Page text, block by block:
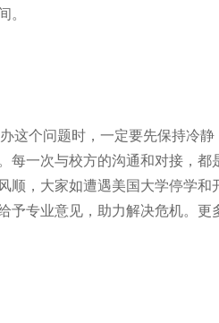
。
办这个问题时，一定要先保持冷
每一次与校方的沟通和对接，都
顺，大家如遭遇美国大学停学和
予专业意见，助力解决危机。更